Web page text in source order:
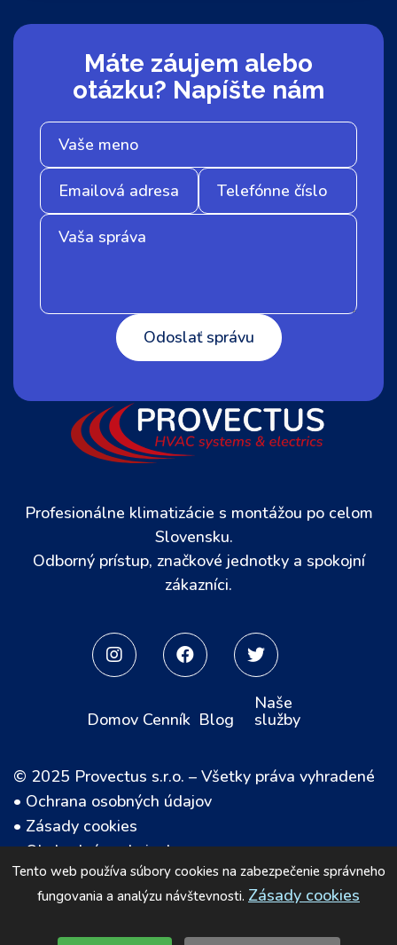
Profesionálne klimatizácie s montážou po celom
Slovensku.
Odborný prístup, značkové jednotky a spokojní
zákazníci.
  
Domov Cenník Blog
Naše
služby
© 2025 Provectus s.r.o. – Všetky práva vyhradené
• Ochrana osobných údajov
• Zásady cookies
•Obchodné podmienky
•Reklamačný poriadok
• Bezpečný nákup
Máte záujem alebo
otázku? Napíšte nám
Tento web používa súbory cookies na zabezpečenie správneho
fungovania a analýzu návštevnosti. Zásady cookies